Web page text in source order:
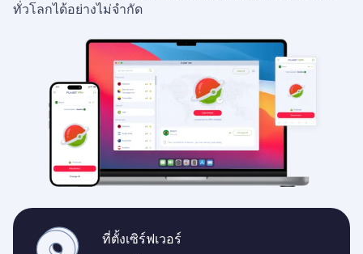
ทั่วโลกได้อย่างไม่จำกัด
ที่ตั้งเซิร์ฟเวอร์